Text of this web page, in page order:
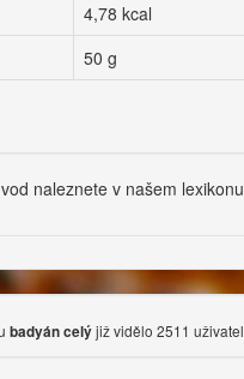
4,78 kcal
50 g
naleznete v našem
badyán celýjiž vidělo 2511